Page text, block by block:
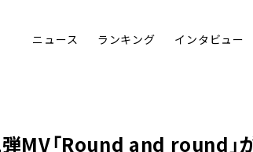
ニュース ランキング インタビュー
弾MV「Round and round」